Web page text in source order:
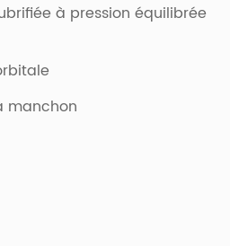
à pression équilibrée
manchon